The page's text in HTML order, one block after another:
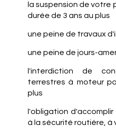
la suspension de votre
durée de 3 ans au plus
une peine de travaux
une peine de jours-
l'interdiction de
terrestres à moteur
plus
l'obligation
à la sécurité routière, à